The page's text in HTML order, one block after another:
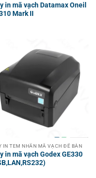
in mã vạch Datamax Oneil
Mark II
IN TEM NHÃN MÃ VẠCH ĐỂ BÀN
in mã vạch Godex GE330